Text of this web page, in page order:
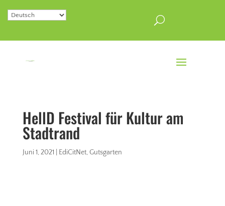
HellD Festival für Kultur am
Stadtrand
Juni 1, 2021 EdiCitNet,Gutsgarten